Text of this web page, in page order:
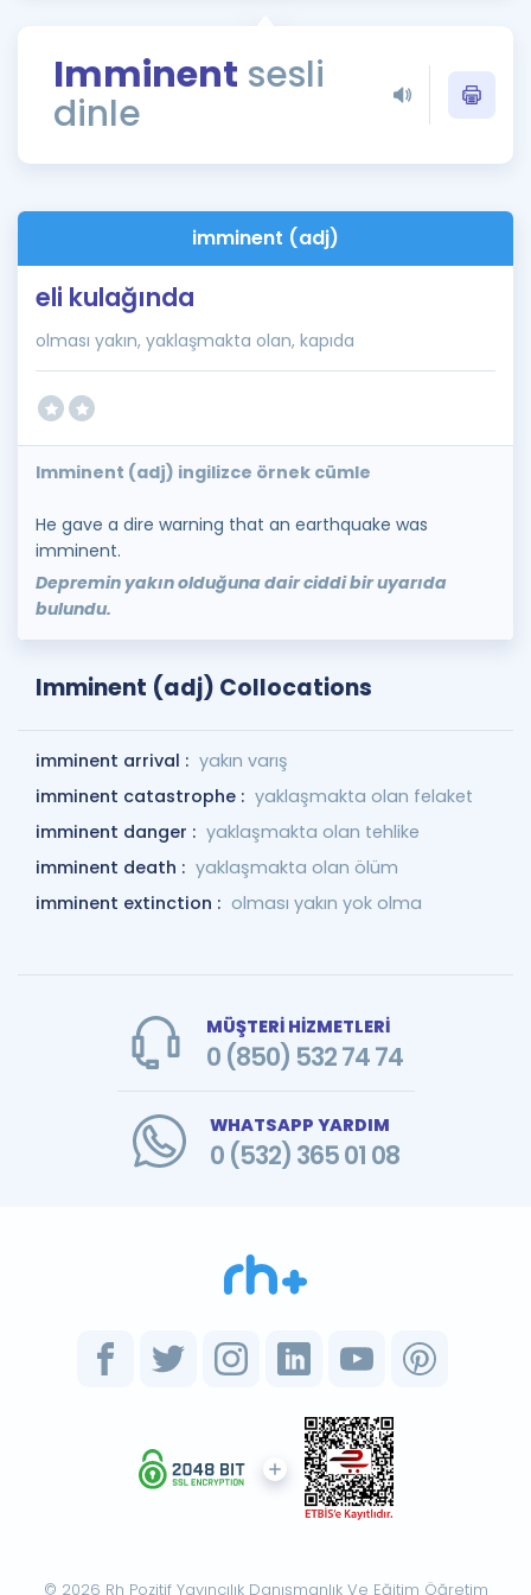
Rehberlik Aracı
ÖSYM Sınav Takvimi
İngilizce Gramer
Imminent sesli
dinle
imminent (adj)
eli kulağında
olması yakın, yaklaşmakta olan, kapıda
Imminent (adj) ingilizce örnek cümle
He gave a dire warning that an earthquake was
imminent.
Depremin yakın olduğuna dair ciddi bir uyarıda
bulundu.
Imminent (adj) Collocations
imminent arrival : yakın varış
imminent catastrophe : yaklaşmakta olan felaket
imminent danger : yaklaşmakta olan tehlike
imminent death : yaklaşmakta olan ölüm
imminent extinction : olması yakın yok olma
MÜŞTERİ HİZMETLERİ
0 (850) 532 74 74
WHATSAPP YARDIM
0 (532) 365 01 08
© 2026 Rh Pozitif Yayıncılık Danışmanlık Ve Eğitim Öğretim